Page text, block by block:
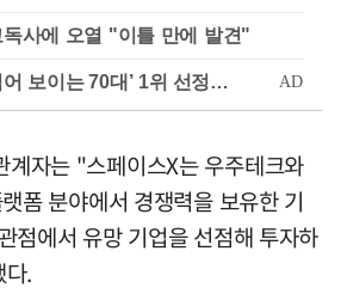
사에 오열 "이틀 만에 발견"
계자는 "스페이스X는 우주테크와
폼 분야에서 경쟁력을 보유한 기
점에서 유망 기업을 선점해 투자하
.